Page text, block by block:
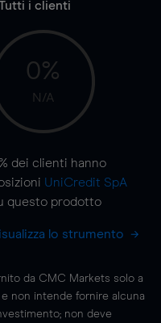
i clienti
0%
N/A
dei clienti hanno
UniCredit SpA
questo prodotto
lo strumento
da CMC Markets solo a
non intende fornire alcuna
non deve